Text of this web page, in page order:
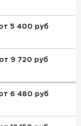
5 400 руб
от 9 720 руб
6 480 руб